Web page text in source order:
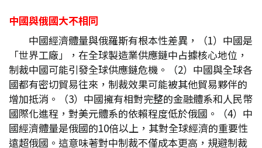
中國與俄國大不相同
中國經濟體量與俄羅斯有根本性差異，（1）中國是
「世界工廠」，在全球製造業供應鏈中占據核心地位，
制裁中國可能引發全球供應鏈危機。（2）中國與全球各
國都有密切貿易往來，制裁效果可能被其他貿易夥伴的
增加抵消。（3）中國擁有相對完整的金融體系和人民幣
國際化進程，對美元體系的依賴程度低於俄國。（4）中
國經濟體量是俄國的10倍以上，其對全球經濟的重要性
遠超俄國。這意味著對中制裁不僅成本更高，規避制裁